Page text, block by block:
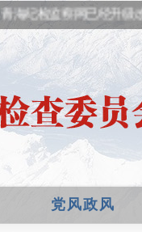
青海纪检监察网已经升级
党风政风